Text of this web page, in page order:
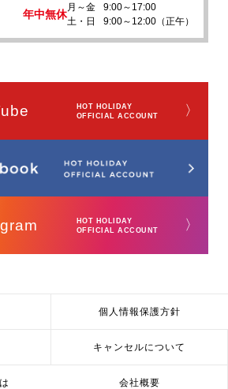
年中無休
月～金
9:00～17:00
土・日
9:00～12:00（正午）
HOT HOLIDAY
OFFICIAL ACCOUNT
〉
HOT HOLIDAY
OFFICIAL ACCOUNT
〉
個人情報保護方針
キャンセルについて
会社概要